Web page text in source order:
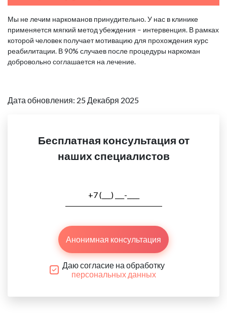
Мы не лечим наркоманов принудительно. У нас в клинике
применяется мягкий метод убеждения – интервенция. В рамках
которой человек получает мотивацию для прохождения курс
реабилитации. В 90% случаев после процедуры наркоман
добровольно соглашается на лечение.
Дата обновления: 25 Декабря 2025
Бесплатная консультация от
наших специалистов
Анонимная консультация
Даю согласие на обработку
персональных данных